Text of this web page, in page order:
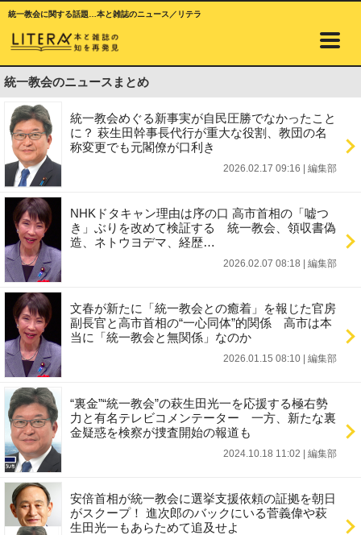
統一教会に関する話題…本と雑誌のニュース／リテラ
統一教会のニュースまとめ
統一教会めぐる新事実が自民圧勝でなかったこと
に？ 萩生田幹事長代行が重大な役割、教団の名
称変更でも元閣僚が口利き
2026.02.17 09:16 編集部
NHKドタキャン理由は序の口 高市首相の「嘘つ
き」ぶりを改めて検証する 統一教会、領収書偽
造、ネトウヨデマ、経歴…
2026.02.07 08:18 編集部
文春が新たに「統一教会との癒着」を報じた官房
副長官と高市首相の“一心同体”的関係 高市は本
当に「統一教会と無関係」なのか
2026.01.15 08:10 編集部
“裏金”“統一教会”の萩生田光一を応援する極右勢
力と有名テレビコメンテーター 一方、新たな裏
金疑惑を検察が捜査開始の報道も
2024.10.18 11:02 編集部
安倍首相が統一教会に選挙支援依頼の証拠を朝日
がスクープ！ 進次郎のバックにいる菅義偉や萩
生田光一もあらためて追及せよ